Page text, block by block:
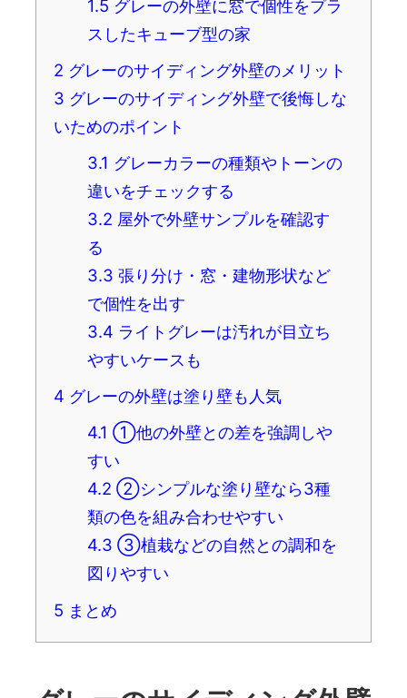
1.5 グレーの外壁に窓で個性をプラ
スしたキューブ型の家
2 グレーのサイディング外壁のメリット
3 グレーのサイディング外壁で後悔しな
いためのポイント
3.1 グレーカラーの種類やトーンの
違いをチェックする
3.2 屋外で外壁サンプルを確認す
る
3.3 張り分け・窓・建物形状など
で個性を出す
3.4 ライトグレーは汚れが目立ち
やすいケースも
4 グレーの外壁は塗り壁も人気
4.1 ①他の外壁との差を強調しや
すい
4.2 ②シンプルな塗り壁なら3種
類の色を組み合わせやすい
4.3 ③植栽などの自然との調和を
図りやすい
5 まとめ